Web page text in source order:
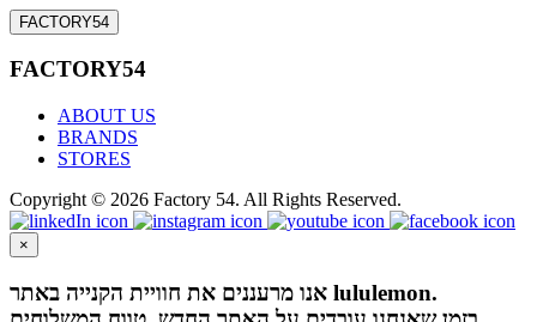
FACTORY54
FACTORY54
ABOUT US
BRANDS
STORES
Copyright © 2026 Factory 54. All Rights Reserved.
×
אנו מרעננים את חוויית הקנייה באתר lululemon.